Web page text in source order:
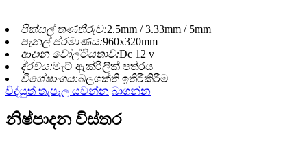
පික්සල් තණතීරුව:2.5mm / 3.33mm / 5mm
පැනල් ප්රමාණය:960x320mm
ආදාන වෝල්ටීයතාව:Dc 12 v
ද්රව්ය:මැට් ඇක්රිලික් පත්රය
විශේෂාංගය:බලශක්ති ඉතිරිකිරීම
විද්යුත් තැපෑල යවන්න බාගන්න
නිෂ්පාදන විස්තර